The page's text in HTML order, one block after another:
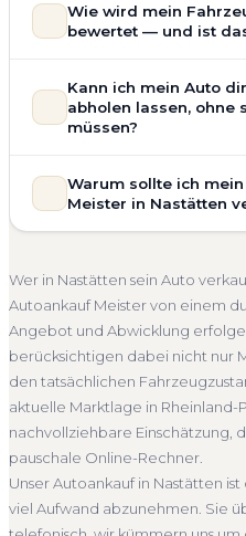
Motorschaden,
allgemeinem
Bewertung ein. Anders als
wir den realen Zustand und
Getriebeschaden
Faire
Wie wird mein
bewertet — und ist
ist vollständig kostenlos und
Modell, Baujahr,
tatsächlichen Verkaufspreis
Rheinland-Pfalz.
Kann ich mein Auto
abholen lassen, ohne
müssen?
umfasst die kostenlose
egal ob zu Hause, am
erfolgt direkt bei Übergabe,
auch die Abmeldung.
Abholung Nastätten Nicht
Abmeldung inklusive
Warum sollte ich
Meister in Nastätten
deutschlandweit an — auch in
Rheinland-Pfalz. Sie
ein verbindliches Angebot
Service von der Abholung
zufriedene Kunden sprechen
Seit 2010 4.800+ Ankäufe
Rheinland-Pfalz
Wer in Nastätten sein Auto
Autoankauf Meister von einem
Angebot und Abwicklung
berücksichtigen dabei nicht nur
den tatsächlichen
aktuelle Marktlage in Rheinland-
nachvollziehbare Einschätzung,
pauschale Online-Rechner.
Unser Autoankauf in Nastätten
viel Aufwand abzunehmen. Sie